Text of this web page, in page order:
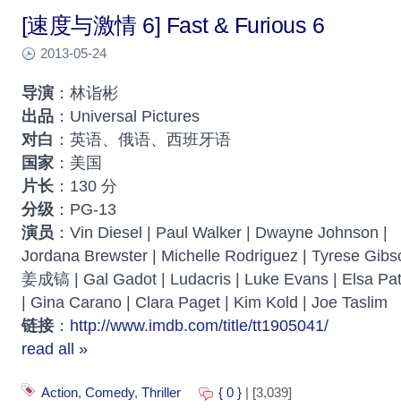
[速度与激情 6] Fast & Furious 6
2013-05-24
导演 ：林诣彬
出品 ：Universal Pictures
对白 ：英语、俄语、西班牙语
国家 ：美国
片长 ：130 分
分级 ：PG-13
演员 ：Vin Diesel | Paul Walker | Dwayne Johnson |
Jordana Brewster | Michelle Rodriguez | Tyrese
姜成镐 | Gal Gadot | Ludacris | Luke Evans | Elsa
| Gina Carano | Clara Paget | Kim Kold | Joe Taslim
链接 ： http://www.imdb.com/title/tt1905041/
read all »
Action, Comedy, Thriller { 0 } | [3,039]